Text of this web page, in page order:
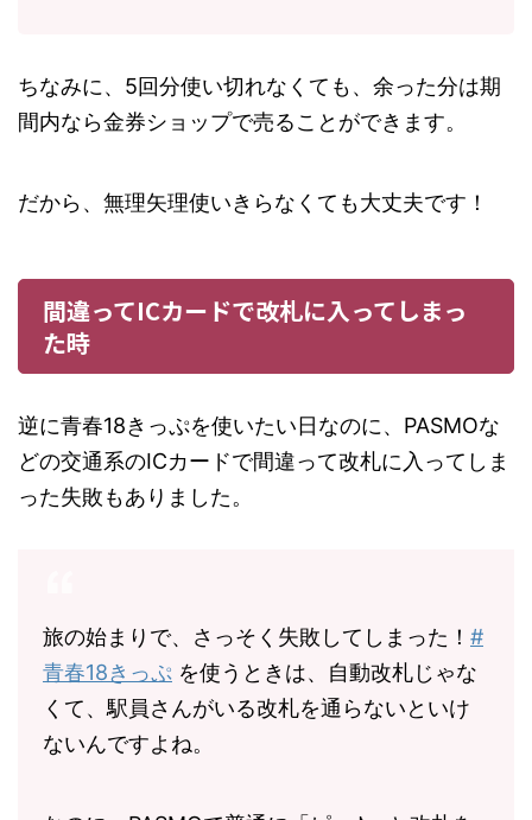
ちなみに、5回分使い切れなくても、余った分は期
間内なら金券ショップで売ることができます。
だから、無理矢理使いきらなくても大丈夫です！
間違ってICカードで改札に入ってしまっ
た時
逆に青春18きっぷを使いたい日なのに、‪PASMO‬な
どの交通系のICカードで間違って改札に入ってしま
った失敗もありました。
旅の始まりで、さっそく失敗してしまった！ #
青春18きっぷ を使うときは、自動改札じゃな
くて、駅員さんがいる改札を通らないといけ
ないんですよね。